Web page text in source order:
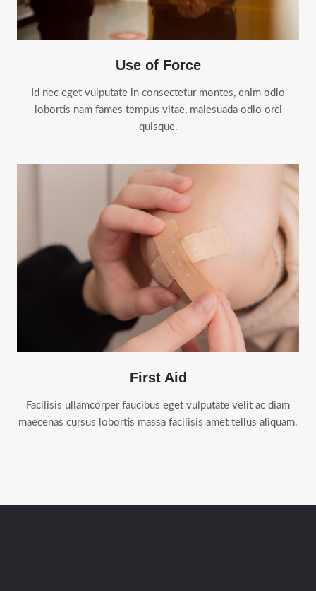
Use of Force
Id nec eget vulputate in consectetur montes, enim odio
lobortis nam fames tempus vitae, malesuada odio orci
quisque.
First Aid
Facilisis ullamcorper faucibus eget vulputate velit ac diam
maecenas cursus lobortis massa facilisis amet tellus aliquam.